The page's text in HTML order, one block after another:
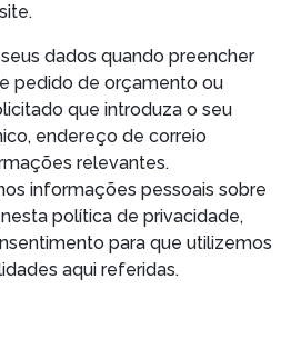
dados quando preencher
pedido de orçamento ou
que introduza o seu
endereço de correio
relevantes.
informações pessoais sobre
política de privacidade,
para que utilizemos
aqui referidas.